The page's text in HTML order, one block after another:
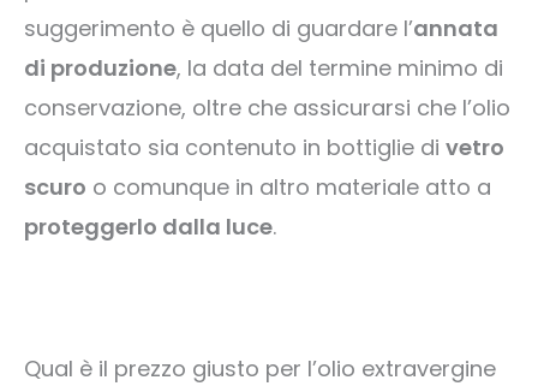
suggerimento è quello di guardare l’annata
di produzione, la data del termine minimo di
conservazione, oltre che assicurarsi che l’olio
acquistato sia contenuto in bottiglie di vetro
scuro o comunque in altro materiale atto a
proteggerlo dalla luce.
Qual è il prezzo giusto per l’olio extravergine